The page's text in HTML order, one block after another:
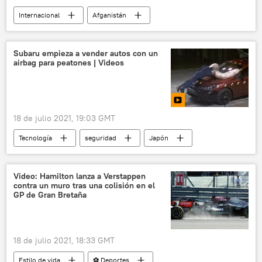
Internacional
Afganistán
Movimiento Talibán
Doha
🛡️ Zonas de conflicto
Subaru empieza a vender autos con un
airbag para peatones | Videos
18 de julio 2021, 19:03 GMT
Tecnología seguridad
Japón
automóviles
⚙️ Motor
Video: Hamilton lanza a Verstappen
contra un muro tras una colisión en el
GP de Gran Bretaña
18 de julio 2021, 18:33 GMT
Estilo de vida ⚽ Deportes